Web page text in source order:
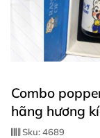
Combo
hãng hương
Sku:4689